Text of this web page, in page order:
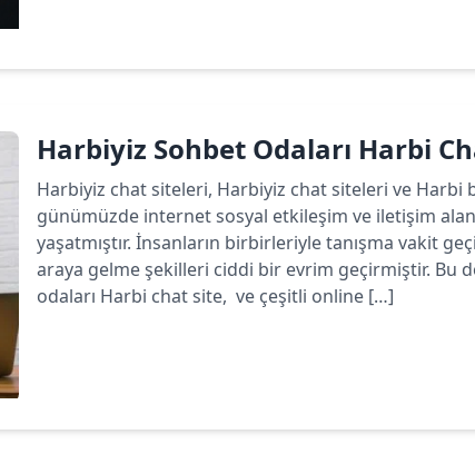
Harbiyiz Sohbet Odaları Harbi
Harbiyiz chat siteleri, Harbiyiz chat siteleri ve Harbi
günümüzde internet sosyal etkileşim ve iletişim
yaşatmıştır. İnsanların birbirleriyle tanışma vakit
araya gelme şekilleri ciddi bir evrim geçirmiştir. Bu
odaları Harbi chat site, ve çeşitli online […]